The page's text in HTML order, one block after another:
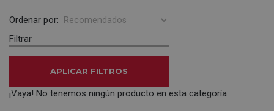
Ordenar por:
Filtrar
APLICAR FILTROS
¡Vaya! No tenemos ningún producto en esta categoría.